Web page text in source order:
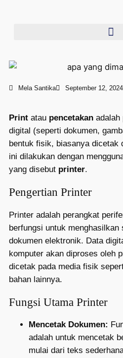
Mela Santika September 12, 2024
Print atau pencetakan adalah
digital (seperti dokumen,
bentuk fisik, biasanya dicetak
ini dilakukan dengan
yang disebut printer.
Pengertian Printer
Printer adalah perangkat
berfungsi untuk menghasilkan
dokumen elektronik. Data
komputer akan diproses oleh
dicetak pada media fisik
bahan lainnya.
Fungsi Utama Printer
Mencetak Dokumen:
adalah untuk mencetak
mulai dari teks